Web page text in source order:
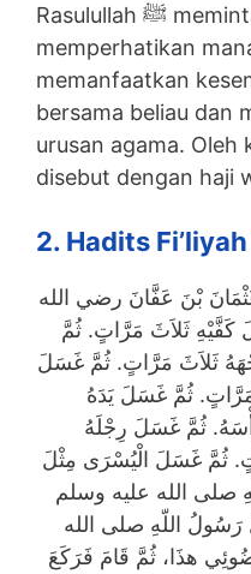
Rasulullah ﷺ meminta mereka agar
memperhatikan
memanfaatkan
bersama beliau dan
urusan agama. Oleh
disebut dengan haji
2. Hadits
بْنَ عَفَّانَ رضي الله
كَفَّيْهِ ثَلاَثَ مَرَّاتٍ. ثُمَّ
ثَلاَثَ مَرَّاتٍ. ثُمَّ غَسَلَ
مَرَّاتٍ. ثُمَّ غَسَلَ يَدَهُ
ثُمَّ غَسَلَ رِجْلَهُ
ثُمَّ غَسَلَ الْيُسْرَى مِثْلَ
صلى الله عليه وسلم
اللّهِ صلى الله
هذَا، ثُمَّ قَامَ فَرَكَعَ